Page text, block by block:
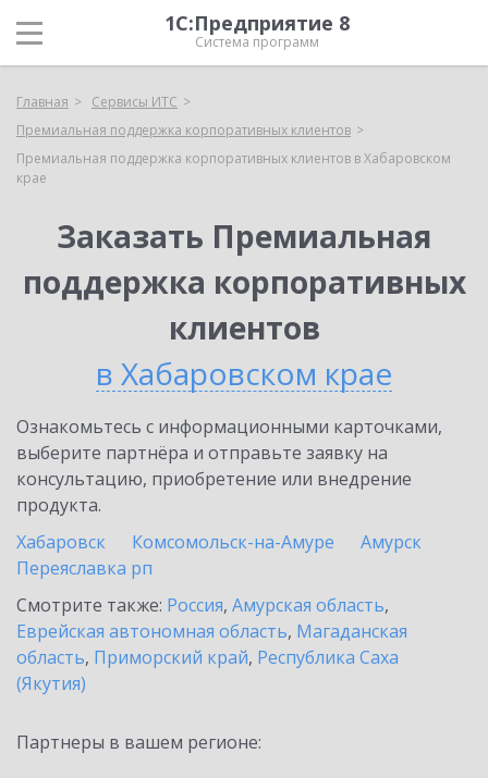
1С:Предприятие 8
Система программ
Главная
Сервисы ИТС
Премиальная поддержка корпоративных клиентов
Премиальная поддержка корпоративных клиентов в Хабаровском
крае
Заказать Премиальная
поддержка корпоративных
клиентов
в Хабаровском крае
Ознакомьтесь с информационными карточками,
выберите партнёра и отправьте заявку на
консультацию, приобретение или внедрение
продукта.
Хабаровск
Комсомольск-на-Амуре
Амурск
Переяславка рп
Смотрите также: Россия, Амурская область,
Еврейская автономная область, Магаданская
область, Приморский край, Республика Саха
(Якутия)
Партнеры в вашем регионе: